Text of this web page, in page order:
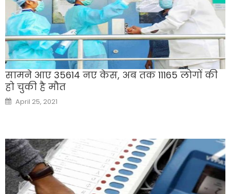
सामने आए 35614 नए केस, अब तक 11165 लोगों की
हो चुकी है मौत
Posted
on
April 25, 2021